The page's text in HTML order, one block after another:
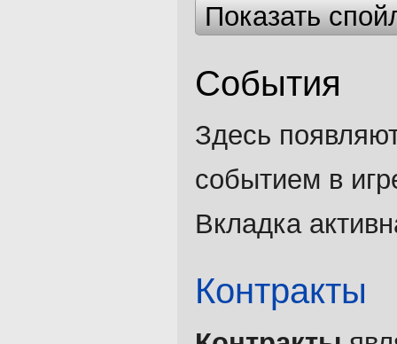
Показать
События
Здесь
событием в
Вкладка
Контракты